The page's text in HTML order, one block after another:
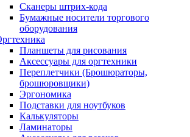
Сканеры штрих-кода
Бумажные носители торгового
оборудования
Планшеты для рисования
Аксессуары для оргтехники
Переплетчики (Брошюраторы,
брошюровщики)
Эргономика
Подставки для ноутбуков
Калькуляторы
Ламинаторы